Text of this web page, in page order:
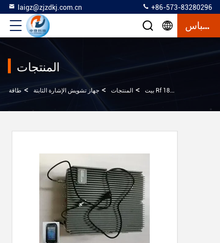
laigz@zjzdkj.com.cn +86-573-83280296
إقتباس
المنتجات
بيت > المنتجات > جهاز تشويش الإشارة الثابتة >